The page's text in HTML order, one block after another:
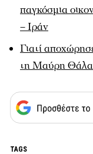
παγκόσμια
– Ιράν
Γιατί
τη Μαύρη
TAGS